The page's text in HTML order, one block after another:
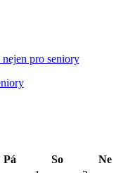
nejen pro seniory
Pá So
Ne